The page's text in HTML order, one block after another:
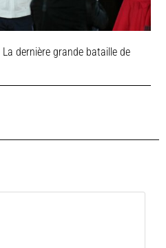
La dernière grande bataille de